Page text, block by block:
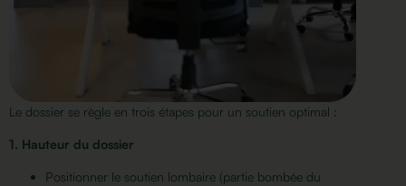
Le dossier se règle en trois étapes pour un soutien optimal :
1. Hauteur du dossier
Positionner le soutien lombaire (partie bombée du